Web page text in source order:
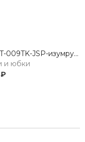
KK-SKT-009TK-JSP-изумрудный Юбка
и юбки